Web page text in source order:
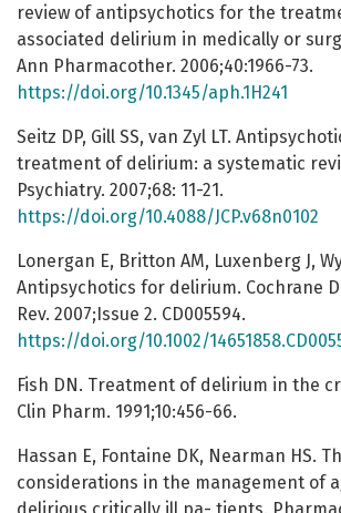
review of antipsychotics for the
associated delirium in medically or
Ann Pharmacother. 2006;40:1966-73.
https://doi.org/10.1345/aph.1H241
Seitz DP, Gill SS, van Zyl LT.
treatment of delirium: a systematic
Psychiatry. 2007;68: 11-21.
https://doi.org/10.4088/JCP.v68n0102
Lonergan E, Britton AM, Luxenberg J,
Antipsychotics for delirium. Cochrane
Rev. 2007;Issue 2. CD005594.
https://doi.org/10.1002/
Fish DN. Treatment of delirium in the
Clin Pharm. 1991;10:456-66.
Hassan E, Fontaine DK, Nearman HS.
considerations in the management of